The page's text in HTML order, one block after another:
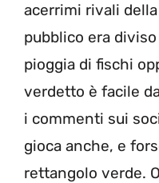
acerrimi rivali
pubblico era
pioggia di fischi
verdetto è facile
i commenti sui
gioca anche, e
rettangolo verde.